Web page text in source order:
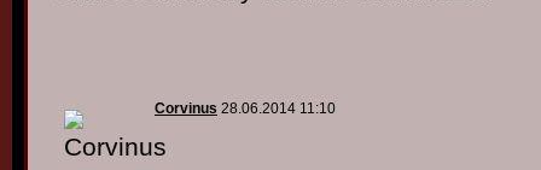
Corvinus 28.06.2014 11:10